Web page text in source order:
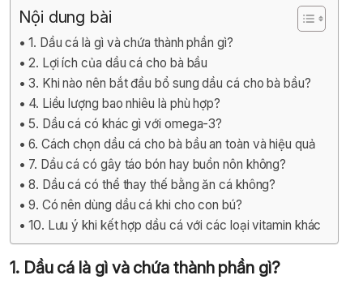
Nội dung bài
1. Dầu cá là gì và chứa thành phần gì?
2. Lợi ích của dầu cá cho bà bầu
3. Khi nào nên bắt đầu bổ sung dầu cá cho bà bầu?
4. Liều lượng bao nhiêu là phù hợp?
5. Dầu cá có khác gì với omega-3?
6. Cách chọn dầu cá cho bà bầu an toàn và hiệu quả
7. Dầu cá có gây táo bón hay buồn nôn không?
8. Dầu cá có thể thay thế bằng ăn cá không?
9. Có nên dùng dầu cá khi cho con bú?
10. Lưu ý khi kết hợp dầu cá với các loại vitamin khác
1. Dầu cá là gì và chứa thành phần gì?